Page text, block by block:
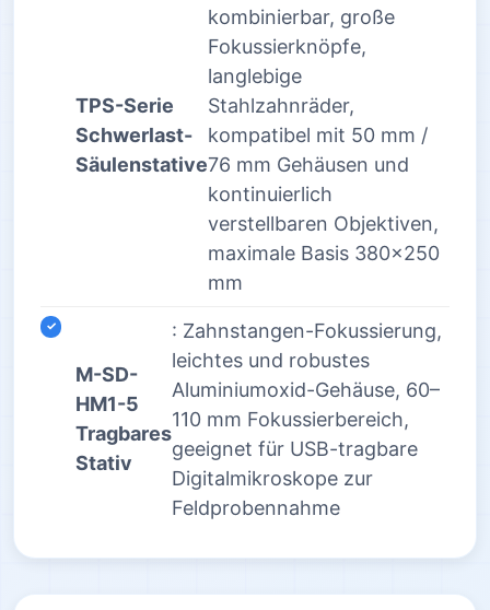
TPS-Serie
Schwerlast-
Säulenstative
kombinierbar, große
Fokussierknöpfe,
langlebige
Stahlzahnräder,
kompatibel mit 50 mm /
76 mm Gehäusen und
kontinuierlich
verstellbaren Objektiven,
maximale Basis 380×250
mm
M-SD-
HM1-5
Tragbares
Stativ
: Zahnstangen-Fokussierung,
leichtes und robustes
Aluminiumoxid-Gehäuse, 60–
110 mm Fokussierbereich,
geeignet für USB-tragbare
Digitalmikroskope zur
Feldprobennahme